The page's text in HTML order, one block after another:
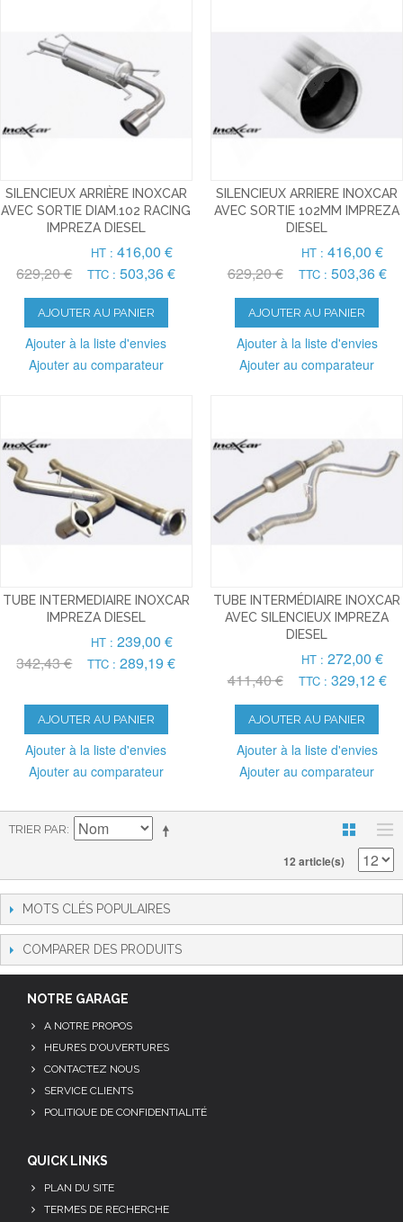
SILENCIEUX ARRIÈRE INOXCAR
AVEC SORTIE DIAM.102 RACING
IMPREZA DIESEL
629,20 €
HT : 416,00 €
TTC : 503,36 €
AJOUTER AU PANIER
Ajouter à la liste d'envies
Ajouter au comparateur
SILENCIEUX ARRIERE INOXCAR
AVEC SORTIE 102MM IMPREZA
DIESEL
629,20 €
HT : 416,00 €
TTC : 503,36 €
AJOUTER AU PANIER
Ajouter à la liste d'envies
Ajouter au comparateur
TUBE INTERMEDIAIRE INOXCAR
IMPREZA DIESEL
342,43 €
HT : 239,00 €
TTC : 289,19 €
AJOUTER AU PANIER
Ajouter à la liste d'envies
Ajouter au comparateur
TUBE INTERMÉDIAIRE INOXCAR
AVEC SILENCIEUX IMPREZA
DIESEL
411,40 €
HT : 272,00 €
TTC : 329,12 €
AJOUTER AU PANIER
Ajouter à la liste d'envies
Ajouter au comparateur
TRIER PAR
12 article(s)
MOTS CLÉS POPULAIRES
COMPARER DES PRODUITS
NOTRE GARAGE
A NOTRE PROPOS
HEURES D'OUVERTURES
CONTACTEZ NOUS
SERVICE CLIENTS
POLITIQUE DE CONFIDENTIALITÉ
QUICK LINKS
PLAN DU SITE
TERMES DE RECHERCHE